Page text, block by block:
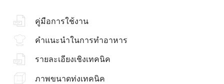
คู่มือการใช้งาน
คำแนะนำในการทำอาหาร
รายละเอียงเชิงเทคนิค
ภาพขนาดท่งเทคนิค